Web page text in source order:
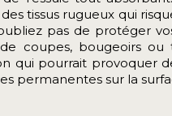
tissus rugueux qui
pas de protéger
de coupes, bougeoirs
qui pourrait provoquer
permanentes sur la